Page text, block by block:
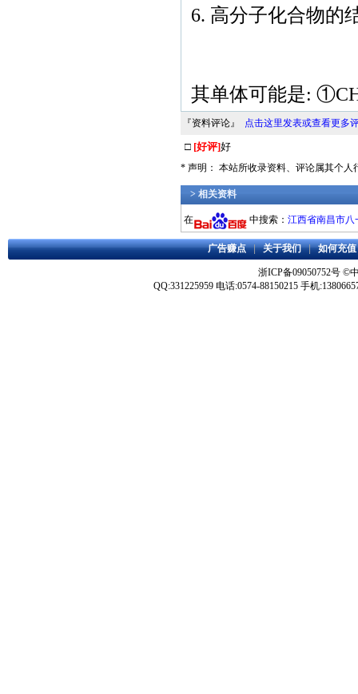
6. 高分子化合物的
其单体可能是:
『资料评论』 点击这里发表或查看更多
□ [好评]好
* 声明： 本站所收录资料、评论属其个人
> 相关资料
在 中搜索： 江西省南昌市八
广告赚点|关于我们|如何充值
浙ICP备09050752号 ©
QQ:331225959 电话:0574-88150215 手机